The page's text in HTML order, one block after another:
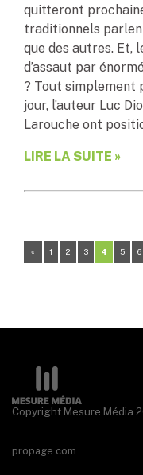
quitteront
traditionnels
que des autres. Et,
d’assaut par
? Tout simplement
jour, l’auteur Luc
Larouche ont
LIRE LA SUITE »
« 1 2 3 4 5 6
Copyright Mesure Média
propage.com